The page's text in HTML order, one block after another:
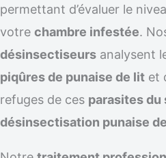
permettant d’évaluer le
votre chambre infestée.
désinsectiseurs analysent
piqûres de punaise de lit et
refuges de ces parasites du
désinsectisation punaise